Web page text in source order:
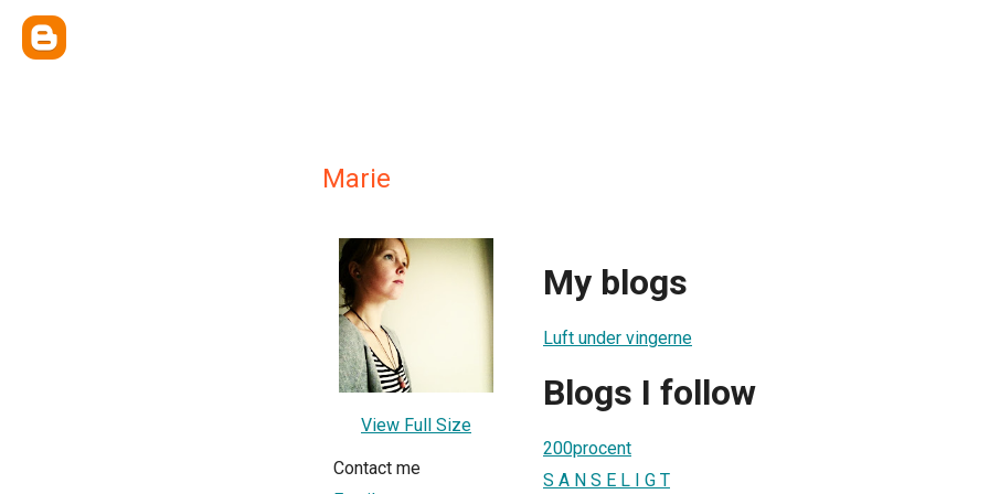
Marie
View Full Size
Contact me
My blogs
Luft under vingerne
Blogs I follow
200procent
S A N S E L I G T